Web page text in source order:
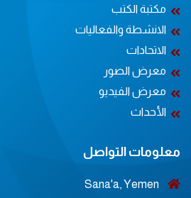
مكتبة الكتب
الانشطة والفعاليات
الاتحادات
معرض الصور
معرض الفيديو
الأحداث
معلومات التواصل
Sana'a, Yemen